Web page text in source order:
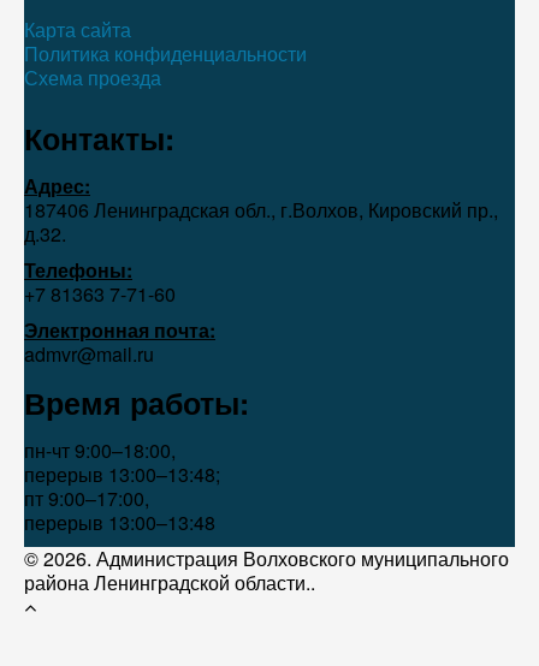
Карта сайта
Политика конфиденциальности
Схема проезда
Контакты:
Адрес:
187406 Ленинградская обл., г.Волхов, Кировский пр.,
д.32.
Телефоны:
+7 81363 7‑71-60
Электронная почта:
admvr@mail.ru
Время работы:
пн-чт 9:00–18:00,
перерыв 13:00–13:48;
пт 9:00–17:00,
перерыв 13:00–13:48
© 2026. Администрация Волховского муниципального
района Ленинградской области..